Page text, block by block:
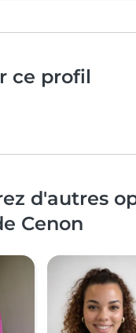
ce profil
d'autres
Cenon